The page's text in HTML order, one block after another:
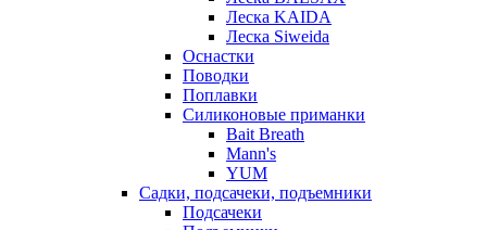
Леска KAIDA
Леска Siweida
Оснастки
Поводки
Поплавки
Силиконовые приманки
Bait Breath
Mann's
YUM
Садки, подсачеки, подъемники
Подсачеки